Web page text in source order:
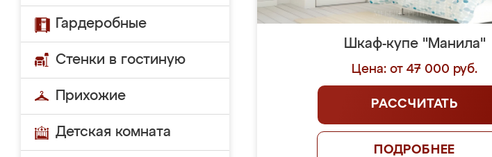
Гардеробные
Стенки в гостиную
Прихожие
Детская комната
Шкаф-купе "Манила"
Цена: от 47 000 руб.
РАССЧИТАТЬ
ПОДРОБНЕЕ